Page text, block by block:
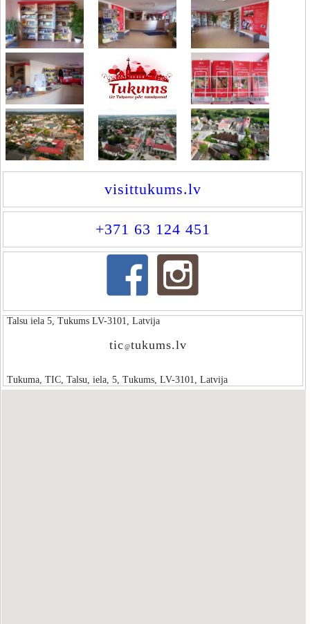
visittukums.lv
+371 63 124 451
Talsu iela 5, Tukums LV-3101, Latvija
tic @tukums.lv
Tukuma, TIC, Talsu, iela, 5, Tukums, LV-3101, Latvija